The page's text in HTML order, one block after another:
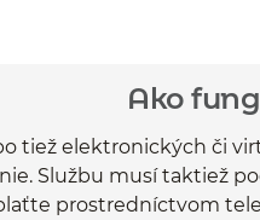
Ako
tiež elektronických či
Službu musí taktiež
prostredníctvom